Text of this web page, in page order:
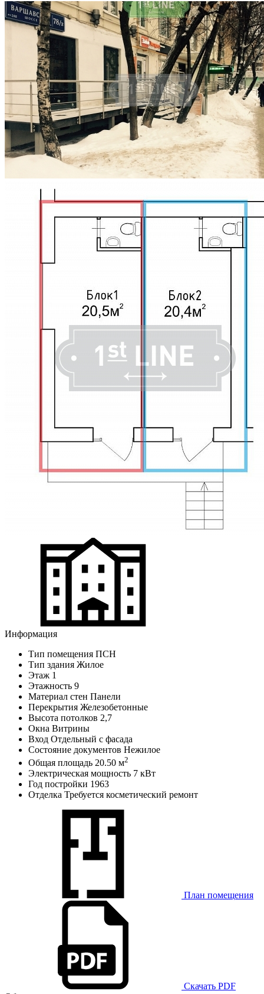
Информация
Тип помещения ПСН
Тип здания Жилое
Этаж 1
Этажность 9
Материал стен Панели
Перекрытия Железобетонные
Высота потолков 2,7
Окна Витрины
Вход Отдельный с фасада
Состояние документов Нежилое
Общая площадь 20.50 м2
Электрическая мощность 7 кВт
Год постройки 1963
Отделка Требуется косметический ремонт
План помещения
Скачать PDF